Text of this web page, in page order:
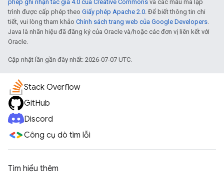
phép ghi nhận tác giả 4.0 của Creative Commons và các mẫu mã lập
trình được cấp phép theo Giấy phép Apache 2.0. Để biết thông tin chi
tiết, vui lòng tham khảo Chính sách trang web của Google Developers.
Java là nhãn hiệu đã đăng ký của Oracle và/hoặc các đơn vị liên kết với
Oracle.
Cập nhật lần gần đây nhất: 2026-07-07 UTC.
Stack Overflow
GitHub
Discord
Công cụ dò tìm lỗi
Tìm hiểu thêm